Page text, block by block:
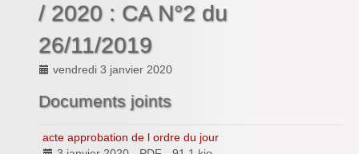
/ 2020 : CA N°2 du
26/11/2019
vendredi 3 janvier 2020
Documents joints
acte approbation de l ordre du jour